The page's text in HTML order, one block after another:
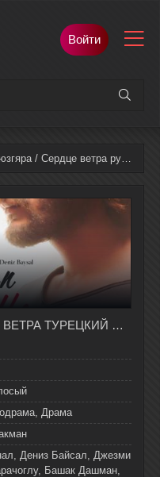
Войти
ветра русская озвучка полностью смотреть онлайн
СЕРДЦЕ РЮЗГЯРА / СЕРДЦЕ ВЕТРА ТУРЕЦКИЙ СЕРИАЛ 1-9 СЕРИЯ, 1 СЕЗОНА НА РУССКОМ ЯЗЫКЕ
Драма
Дениз Байсал, Джезми
Башак Дашман,